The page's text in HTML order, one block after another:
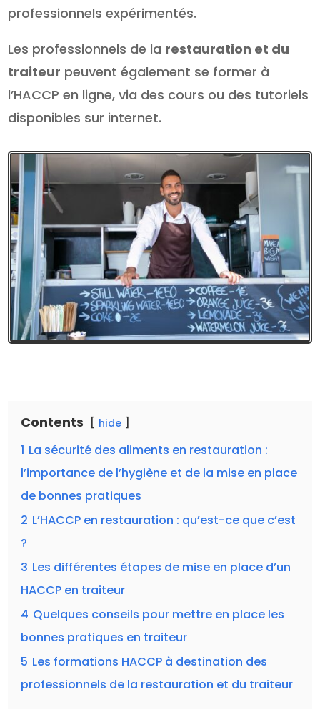
professionnels expérimentés.
Les professionnels de la restauration et du
traiteur peuvent également se former à
l’HACCP en ligne, via des cours ou des tutoriels
disponibles sur internet.
Contents hide
1 La sécurité des aliments en restauration :
l’importance de l’hygiène et de la mise en place
de bonnes pratiques
2 L’HACCP en restauration : qu’est-ce que c’est
?
3 Les différentes étapes de mise en place d’un
HACCP en traiteur
4 Quelques conseils pour mettre en place les
bonnes pratiques en traiteur
5 Les formations HACCP à destination des
professionnels de la restauration et du traiteur